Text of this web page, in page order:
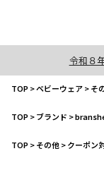
令和８
TOP>ベビーウェア>そ
TOP>ブランド >
TOP>その他>クーポン